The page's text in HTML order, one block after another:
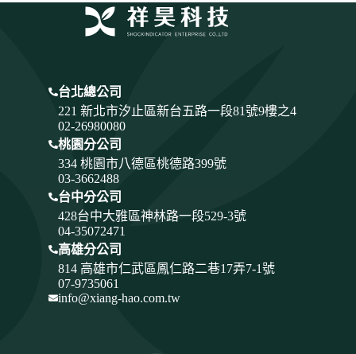
台北總公司
221 新北市汐止區新台五路一段81號9樓之4
02-26980080
桃園分公司
334 桃園市八德區桃德路399號
03-3662488
台中分公司
428台中大雅區神林路一段529-3號
04-35072471
高雄分公司
814 高雄市仁武區鳳仁路二巷17弄7-1號
07-9735061
info@xiang-hao.com.tw